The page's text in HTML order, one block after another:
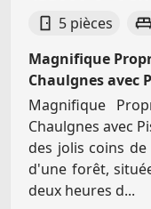
5 pièces
Magnifique
Chaulgnes avec
Magnifique
Chaulgnes avec
des jolis coins
d'une forêt,
deux heures d...